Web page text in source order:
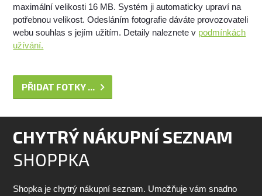
maximální velikosti 16 MB. Systém ji automaticky upraví na
potřebnou velikost. Odesláním fotografie dáváte provozovateli
webu souhlas s jejím užitím. Detaily naleznete v podmínkách
užívání.
PŘIDAT FOTKY ...
CHYTRÝ NÁKUPNÍ SEZNAM
SHOPPKA
Shopka je chytrý nákupní seznam. Umožňuje vám snadno